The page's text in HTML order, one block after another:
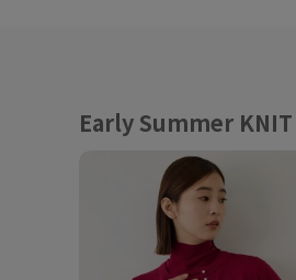
Early Summer KNIT